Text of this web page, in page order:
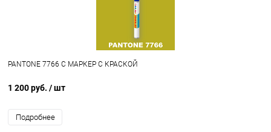
PANTONE 7766 C МАРКЕР С КРАСКОЙ
1 200 руб. / шт
Подробнее